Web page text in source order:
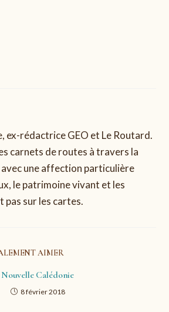
ex-rédactrice GEO et Le Routard.
carnets de routes à travers la
avec une affection particulière
le patrimoine vivant et les
pas sur les cartes.
AIMER
Nouvelle Calédonie
8 février 2018